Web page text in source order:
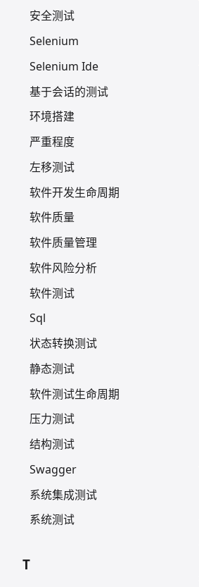
安全测试
Selenium
Selenium Ide
基于会话的测试
环境搭建
严重程度
左移测试
软件开发生命周期
软件质量
软件质量管理
软件风险分析
软件测试
Sql
状态转换测试
静态测试
软件测试生命周期
压力测试
结构测试
Swagger
系统集成测试
系统测试
T